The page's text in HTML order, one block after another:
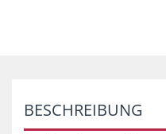
BESCHREIBUNG